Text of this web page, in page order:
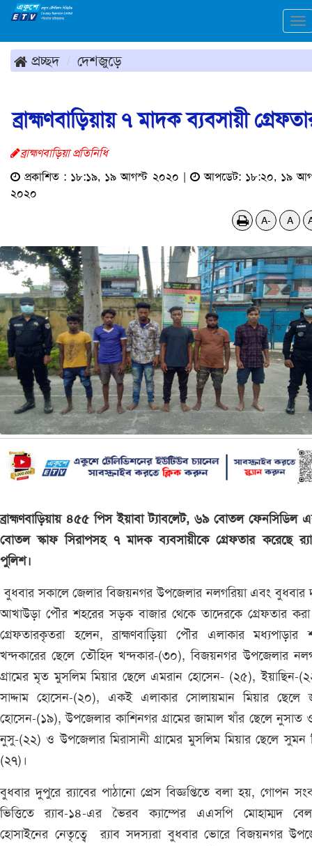
প্রচ্ছদ দেশজুড়ে
ব্রাহ্মণবাড়িয়ায় ৭ মাদক ব্যবসায়ী
ব্রাহ্মণবাড়িয়া প্রতিনিধি
প্রকাশিত : ১৮:১৯, ১৯ আগস্ট ২০২০ |
আপডেট: ১৮:২০, ১৯
২০২০
A- A
ব্রাহ্মণবাড়িয়ায় ৪৫৫ পিস ইয়াবা ট্যাবলেট, ৬৯ বোতল ফেনসিডিল
বোতল স্কাফ সিরাপসহ ৭ মাদক ব্যবসায়ীকে গ্রেফতার করেছে
পুলিশ।
বুধবার সকালে জেলার বিজয়নগর উপজেলার নলগরিয়া এবং বুধবার
আখাউড়া পৌর শহরের সড়ক বাজার থেকে তাদেরকে গ্রেফতার
গ্রেফতারকৃতরা হলেন, ব্রাহ্মণবাড়িয়া পৌর এলাকার মধ্যপাড়ার
খন্দকারের ছেলে তৌহিদ খন্দকার-(৩০), বিজয়নগর উপজেলার
গ্রামের মৃত মুসলিম মিয়ার ছেলে এমরান হোসেন- (২৫), ইয়াছিন-
সাদ্দাম হোসেন-(২০), একই এলাকার সোলায়মান মিয়ার ছেলে
হোসেন-(১৯), উপজেলার কাশিনগর গ্রামের জামাল খাঁর ছেলে নুসাত
নুসু-(২২) ও উপজেলার মিরাসানী গ্রামের মুসলিম মিয়ার ছেলে সুমন
(২৭)।
বুধবার দুপুরে র‌্যাবের পাঠানো প্রেস বিজ্ঞপ্তিতে বলা হয়, গোপন
ভিত্তিতে র‌্যাব-১৪-এর ভৈরব ক্যাম্পের এএসপি মোহাম্মদ
হোসাইনের নেতৃত্বে র‌্যাব সদস্যরা বুধবার ভোরে বিজয়নগর